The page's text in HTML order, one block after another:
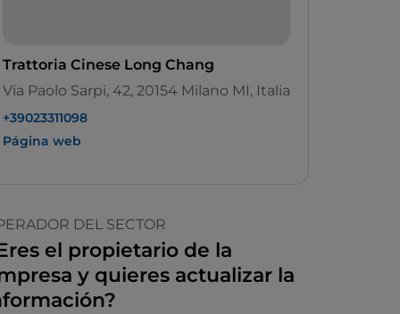
Trattoria Cinese Long Chang
Via Paolo Sarpi, 42, 20154 Milano MI, Italia
+39023311098
Página web
DEL SECTOR
el propietario de la
y quieres actualizar la